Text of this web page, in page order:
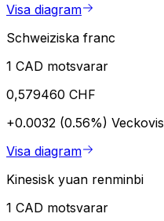
Visa diagram
Schweiziska franc
1 CAD motsvarar
0,579460 CHF
+0.0032 (0.56%) Veckovis
Visa diagram
Kinesisk yuan renminbi
1 CAD motsvarar